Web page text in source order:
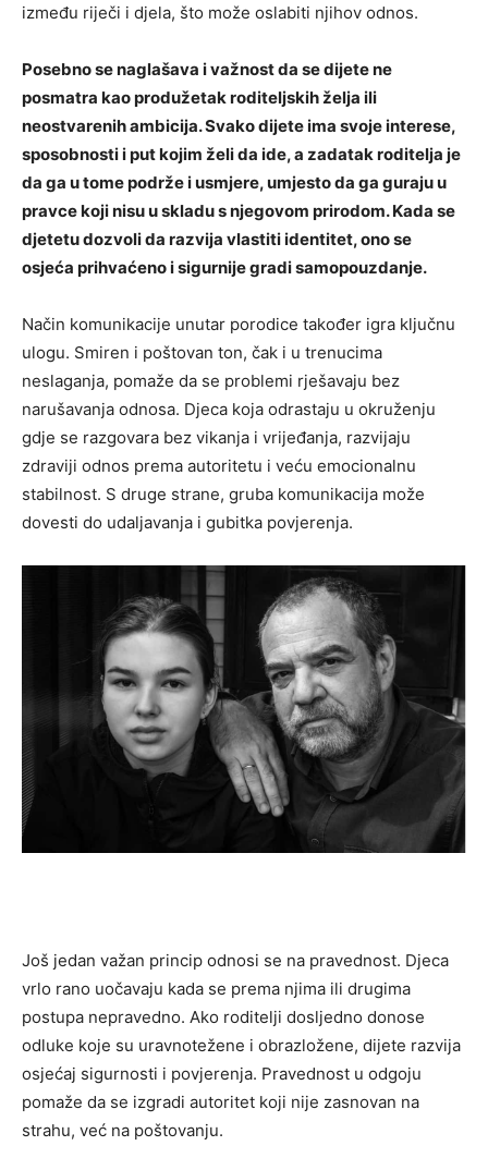
između riječi i djela, što može oslabiti njihov odnos.
Posebno se naglašava i važnost da se dijete ne
posmatra kao produžetak roditeljskih želja ili
neostvarenih ambicija. Svako dijete ima svoje interese,
sposobnosti i put kojim želi da ide, a zadatak roditelja je
da ga u tome podrže i usmjere, umjesto da ga guraju u
pravce koji nisu u skladu s njegovom prirodom. Kada se
djetetu dozvoli da razvija vlastiti identitet, ono se
osjeća prihvaćeno i sigurnije gradi samopouzdanje.
Način komunikacije unutar porodice također igra ključnu
ulogu. Smiren i poštovan ton, čak i u trenucima
neslaganja, pomaže da se problemi rješavaju bez
narušavanja odnosa. Djeca koja odrastaju u okruženju
gdje se razgovara bez vikanja i vrijeđanja, razvijaju
zdraviji odnos prema autoritetu i veću emocionalnu
stabilnost. S druge strane, gruba komunikacija može
dovesti do udaljavanja i gubitka povjerenja.
Još jedan važan princip odnosi se na pravednost. Djeca
vrlo rano uočavaju kada se prema njima ili drugima
postupa nepravedno. Ako roditelji dosljedno donose
odluke koje su uravnotežene i obrazložene, dijete razvija
osjećaj sigurnosti i povjerenja. Pravednost u odgoju
pomaže da se izgradi autoritet koji nije zasnovan na
strahu, već na poštovanju.